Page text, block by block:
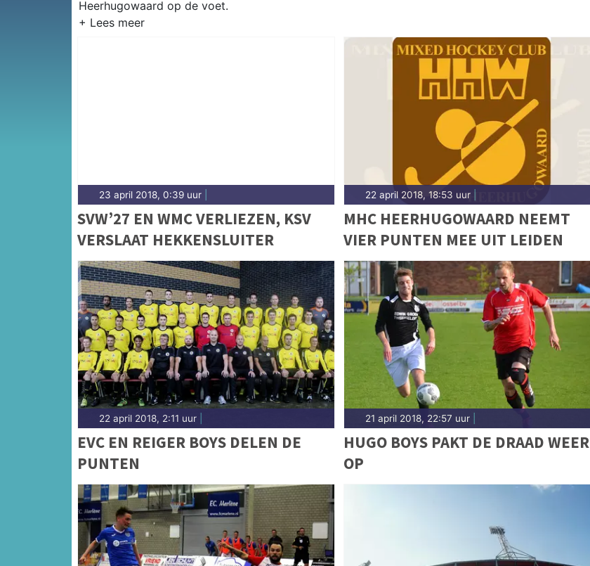
Heerhugowaard op de voet.
Onze sportredactie brengt wekelijks verslagen van wedstrijden en toernooien uit de regio. Blijf
op de hoogte van alle sportieve uitslagen en prestaties in Heerhugowaard.
23 april 2018, 0:39 uur
SVW’27 EN WMC VERLIEZEN, KSV
VERSLAAT HEKKENSLUITER
22 april 2018, 18:53 uur|
MHC HEERHUGOWAARD NEEMT
VIER PUNTEN MEE UIT LEIDEN
22 april 2018, 2:11 uur
EVC EN REIGER BOYS DELEN DE
PUNTEN
21 april 2018, 22:57 uur|
HUGO BOYS PAKT DE DRAAD WEER
OP